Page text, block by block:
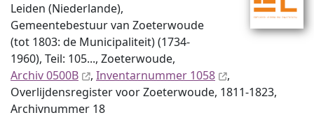
Leiden (Niederlande),
Gemeentebestuur van Zoeterwoude
(tot 1803: de Municipaliteit) (1734-
1960), Teil: 105..., Zoeterwoude,
Archiv 0500B
, Inventar­nummer 1058
,
Overlijdensregister voor Zoeterwoude, 1811-1823,
Archiv­nummer 18